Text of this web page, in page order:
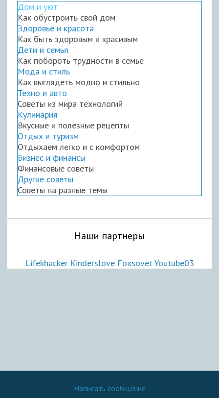
Дом и уют
Как обустроить свой дом
Здоровье и красота
Как быть здоровым и красивым
Дети и семья
Как побороть трудности в семье
Мода и стиль
Как выглядеть модно и стильно
Техно и авто
Советы из мира технологий
Кулинария
Вкусные и полезные рецепты
Отдых и туризм
Отдыхаем легко и с комфортом
Бизнес и финансы
Финансовые советы
Другие советы
Советы на разные темы
Наши партнеры
Lifekhacker Kinderslove Foxsovet Youtube03
Написать сообщение